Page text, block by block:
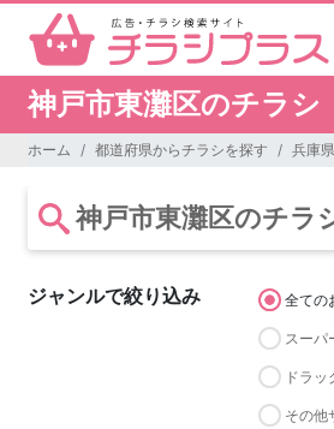
神戸市東灘区のチラシ
ホーム 都道府県からチラシを探す 兵庫県
神戸市東灘区のチラ
ジャンルで絞り込み 全ての
スーパ
ドラッ
その他